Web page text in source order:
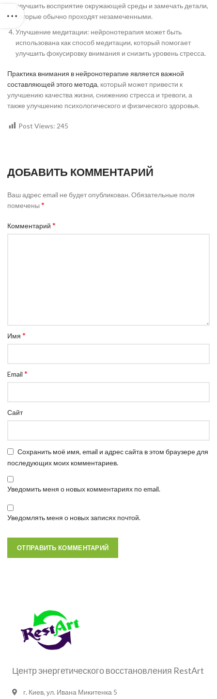
улучшить восприятие окружающей среды и замечать детали,
которые обычно проходят незамеченными.
Улучшение медитации: нейронотерапия может быть
использована как способ медитации, который помогает
улучшить фокусировку внимания и снизить уровень стресса.
Практика внимания в нейронотерапие является важной
составляющей этого метода, который может привести к
улучшению качества жизни, снижению стресса и тревоги, а
также улучшению психологического и физического здоровья.
Post Views: 245
ДОБАВИТЬ КОММЕНТАРИЙ
Ваш адрес email не будет опубликован.Обязательные поля
помечены *
Комментарий *
Имя *
Email *
Сайт
Сохранить моё имя, email и адрес сайта в этом браузере для
последующих моих комментариев.
Уведомить меня о новых комментариях по email.
Уведомлять меня о новых записях почтой.
Центр энергетического восстановления RestArt
г. Киев, ул. Ивана Микитенка 5